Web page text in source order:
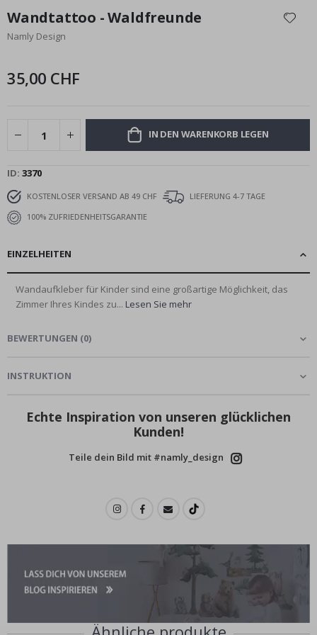
der
Bildgalerie
Wandtattoo - Waldfreunde
Namly Design
35,00 CHF
IN DEN WARENKORB LEGEN
ID 3370
KOSTENLOSER VERSAND AB 49 CHF
LIEFERUNG 4-7 TAGE
100% ZUFRIEDENHEITSGARANTIE
EINZELHEITEN
Wandaufkleber für Kinder sind eine großartige Möglichkeit, das
Zimmer Ihres Kindes zu... Lesen Sie mehr
BEWERTUNGEN (0)
INSTRUKTION
Echte Inspiration von unseren glücklichen
Kunden!
Teile dein Bild mit #namly_design